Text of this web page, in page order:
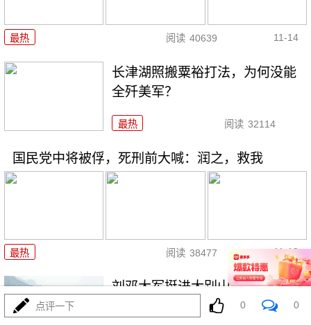
最热 阅读 40639 11-14
长津湖照搬粟裕打法，为何没能
全歼美军？
最热 阅读 32114
国民党中将被俘，死刑前大喊：润之，救我
最热 阅读 38477 11-13
刘邓大军挺进大别山，42万人剩7
点评一下 0 0